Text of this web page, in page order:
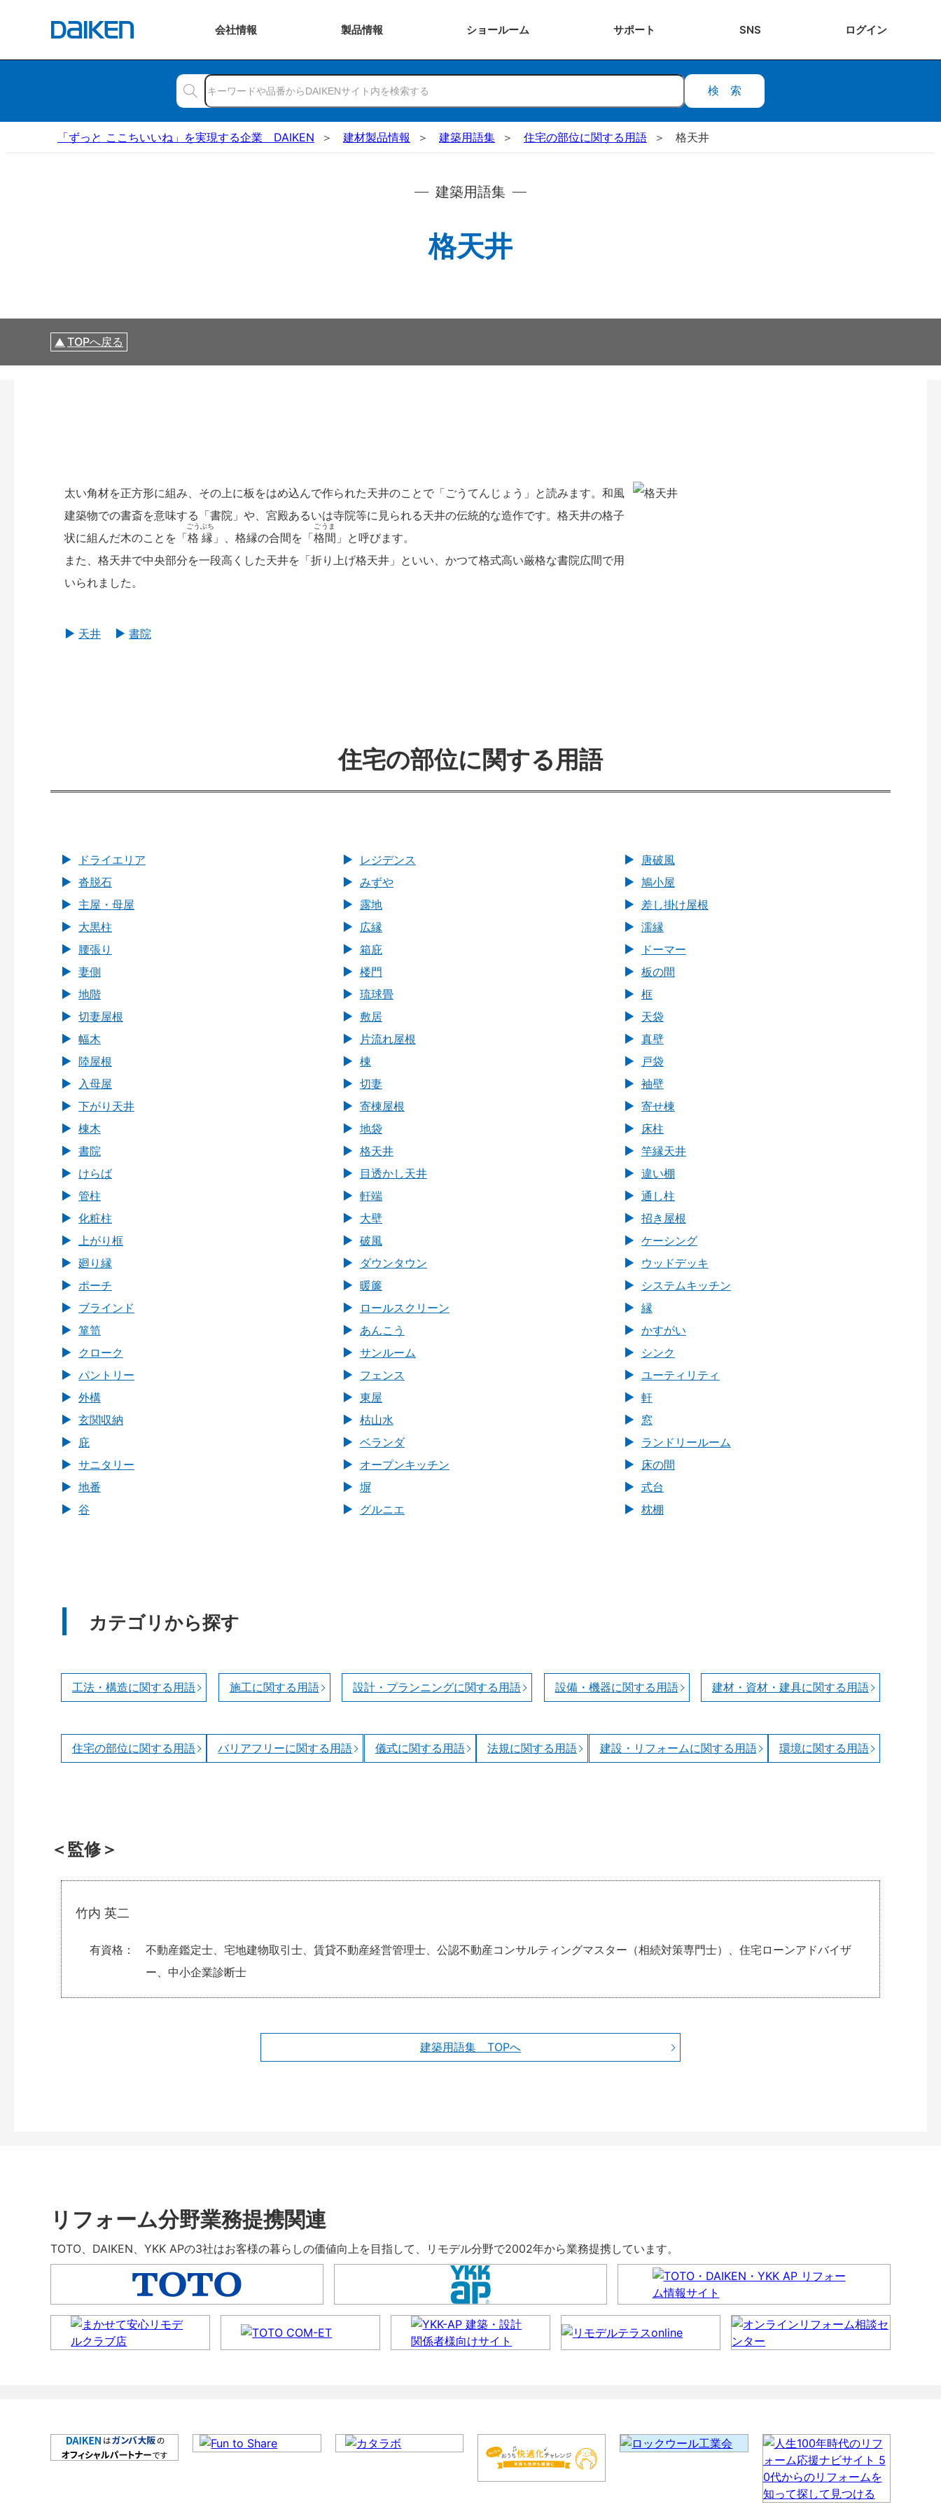
会社情報 製品情報 ショールーム サポート SNS ログイン
検索
「ずっと ここちいいね」を実現する企業 DAIKEN 建材製品情報 建築用語集 住宅の部位に関する用語 格天井
建築用語集
格天井
TOPへ戻る
太い角材を正方形に組み、その上に板をはめ込んで作られた天井のことで「ごうてんじょう」と読みます。和風
建築物での書斎を意味する「書院」や、宮殿あるいは寺院等に見られる天井の伝統的な造作です。格天井の格子
状に組んだ木のことを「格縁
ごうぶち
」、格縁の合間を「格間
ごうま
」と呼びます。
また、格天井で中央部分を一段高くした天井を「折り上げ格天井」といい、かつて格式高い厳格な書院広間で用
いられました。
天井 書院
住宅の部位に関する用語
ドライエリア レジデンス
唐破風
沓脱石
みずや
鳩小屋
主屋・母屋
露地
差し掛け屋根
大黒柱
広縁
濡縁
腰張り
箱庇
ドーマー
妻側
楼門
板の間
地階
琉球畳
框
切妻屋根
敷居
天袋
幅木
片流れ屋根
真壁
陸屋根
棟
戸袋
入母屋
切妻
袖壁
下がり天井
寄棟屋根
寄せ棟
棟木
地袋
床柱
書院
格天井
竿縁天井
けらば
目透かし天井
違い棚
管柱
軒端
通し柱
化粧柱
大壁
招き屋根
上がり框
破風
ケーシング
廻り縁
ダウンタウン
ウッドデッキ
ポーチ
暖簾
システムキッチン
ブラインド
ロールスクリーン
縁
箪笥
あんこう
かすがい
クローク
サンルーム
シンク
パントリー
フェンス
ユーティリティ
外構
東屋
軒
玄関収納
枯山水
窓
庇
ベランダ
ランドリールーム
サニタリー
オープンキッチン
床の間
地番
塀
式台
谷
グルニエ 枕棚
カテゴリから探す
工法・構造に関する用語 施工に関する用語 設計・プランニングに関する用語 設備・機器に関する用語 建材・資材・建具に関する用語
住宅の部位に関する用語 バリアフリーに関する用語 儀式に関する用語 法規に関する用語 建設・リフォームに関する用語 環境に関する用語
＜監修＞
竹内 英二
有資格
不動産鑑定士、宅地建物取引士、賃貸不動産経営管理士、公認不動産コンサルティングマスター（相続対策専門士）、住宅ローンアドバイザ
ー、中小企業診断士
建築用語集 TOPへ
リフォーム分野業務提携関連
TOTO、DAIKEN、YKK APの3社はお客様の暮らしの価値向上を目指して、リモデル分野で2002年から業務提携しています。